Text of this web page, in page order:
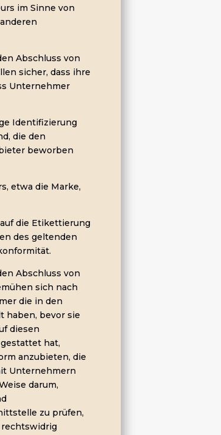
im Sinne von
Abschluss von
sicher, dass ihre
Unternehmer
Identifizierung
die den
beworben
etwa die Marke,
die Etikettierung
des geltenden
Abschluss von
sich nach
die in den
haben, bevor sie
diesen
hat,
anzubieten, die
Unternehmern
darum,
zu prüfen,